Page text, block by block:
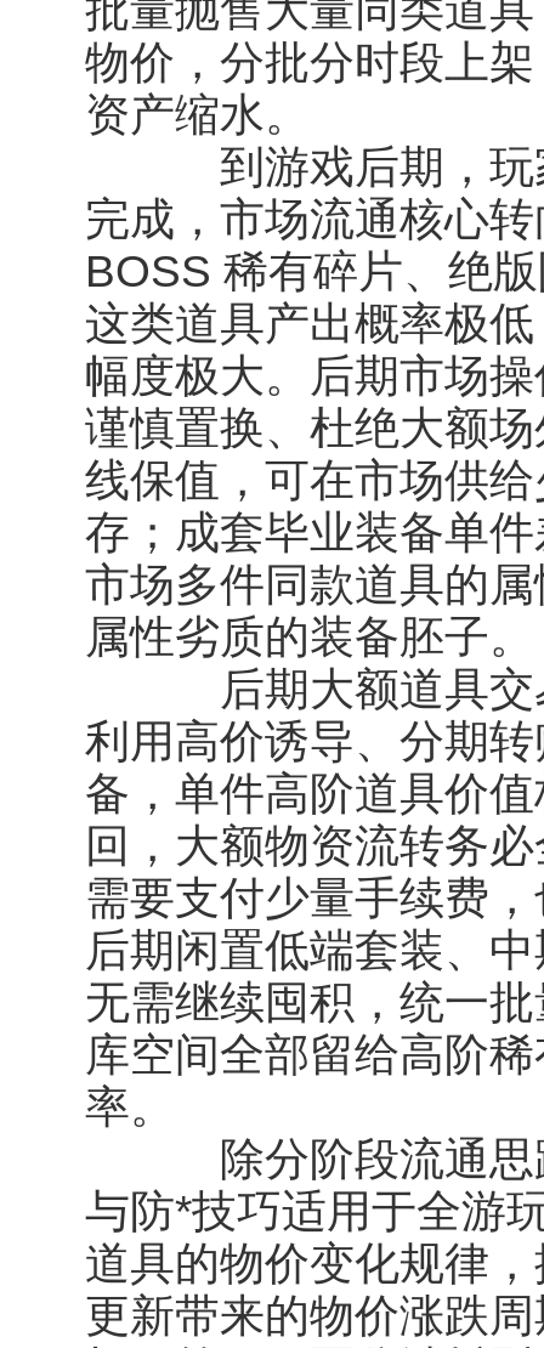
物价，分批分时段上
资产缩水。
到游戏后期，玩家
完成，市场流通核心
BOSS 稀有碎片、绝
这类道具产出概率极
幅度极大。后期市场
谨慎置换、杜绝大额
线保值，可在市场供
存；成套毕业装备单
市场多件同款道具的
属性劣质的装备胚子。
后期大额道具交易
利用高价诱导、分期
备，单件高阶道具价
回，大额物资流转务
需要支付少量手续费
后期闲置低端套装、
无需继续囤积，统一
库空间全部留给高阶
率。
除分阶段流通思路
与防*技巧适用于全游
道具的物价变化规律
更新带来的物价涨跌